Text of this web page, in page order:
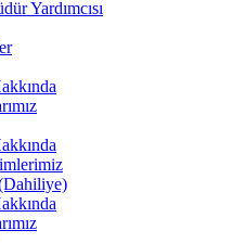
Yardımcısı